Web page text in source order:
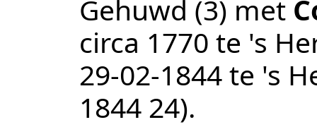
Gehuwd (3) met
circa 1770 te 's
29‑02‑1844te 's
1844 24).